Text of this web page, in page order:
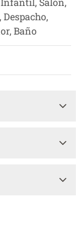
Baño